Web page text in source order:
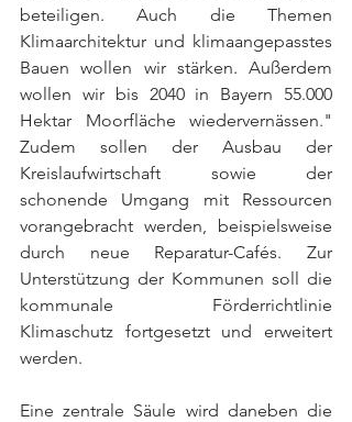
beteiligen. Auch die Themen
Klimaarchitektur und klimaangepasstes
Bauen wollen wir stärken. Außerdem
wollen wir bis 2040 in Bayern 55.000
Hektar Moorfläche wiedervernässen."
Zudem sollen der Ausbau der
Kreislaufwirtschaft sowie der
schonende Umgang mit Ressourcen
vorangebracht werden, beispielsweise
durch neue Reparatur-Cafés. Zur
Unterstützung der Kommunen soll die
kommunale Förderrichtlinie
Klimaschutz fortgesetzt und erweitert
werden.
Eine zentrale Säule wird daneben die